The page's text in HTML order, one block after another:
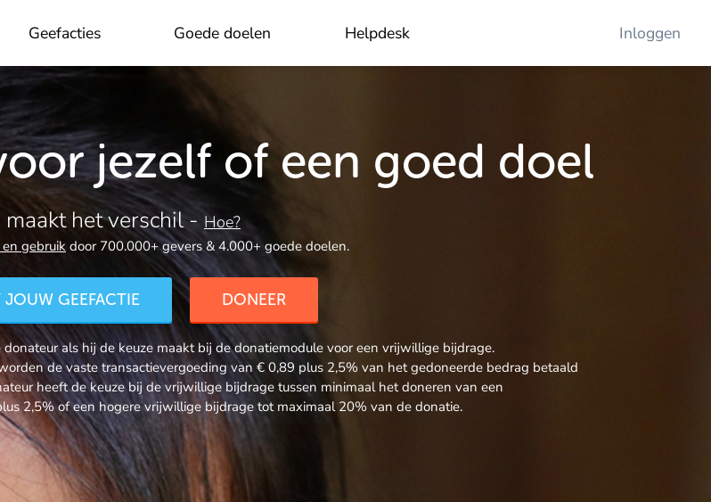
Geefacties Goede doelen Helpdesk Inloggen
jezelf of een goed doel
maakt het verschil - Hoe?
gebruikdoor 700.000+ gevers & 4.000+ goede doelen.
JOUW GEEFACTIE DONEER
als hij de keuze maakt bij de donatiemodule voor een vrijwillige bijdrage.
de vaste transactievergoeding van € 0,89 plus 2,5% van het gedoneerde bedrag betaald
heeft de keuze bij de vrijwillige bijdrage tussen minimaal het doneren van een
2,5% of een hogere vrijwillige bijdrage tot maximaal 20% van de donatie.